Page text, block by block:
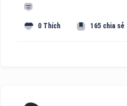
0 Thích 165 chia sẻ